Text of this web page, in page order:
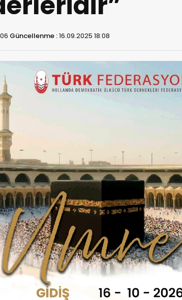
Güncellenme :16.09.2025 18:08